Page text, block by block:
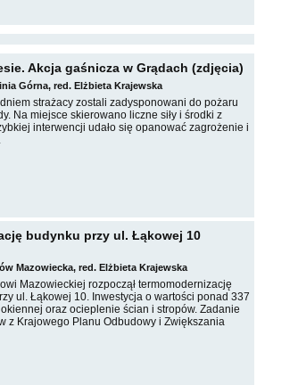
Akcja gaśnicza w Grądach (zdjęcia)
Górna, red. Elżbieta Krajewska
strażacy zostali zadysponowani do pożaru
Na miejsce skierowano liczne siły i środki z
interwencji udało się opanować zagrożenie i
budynku przy ul. Łąkowej 10
Mazowiecka, red. Elżbieta Krajewska
Mazowieckiej rozpoczął termomodernizację
ul. Łąkowej 10. Inwestycja o wartości ponad 337
oraz ocieplenie ścian i stropów. Zadanie
z Krajowego Planu Odbudowy i Zwiększania